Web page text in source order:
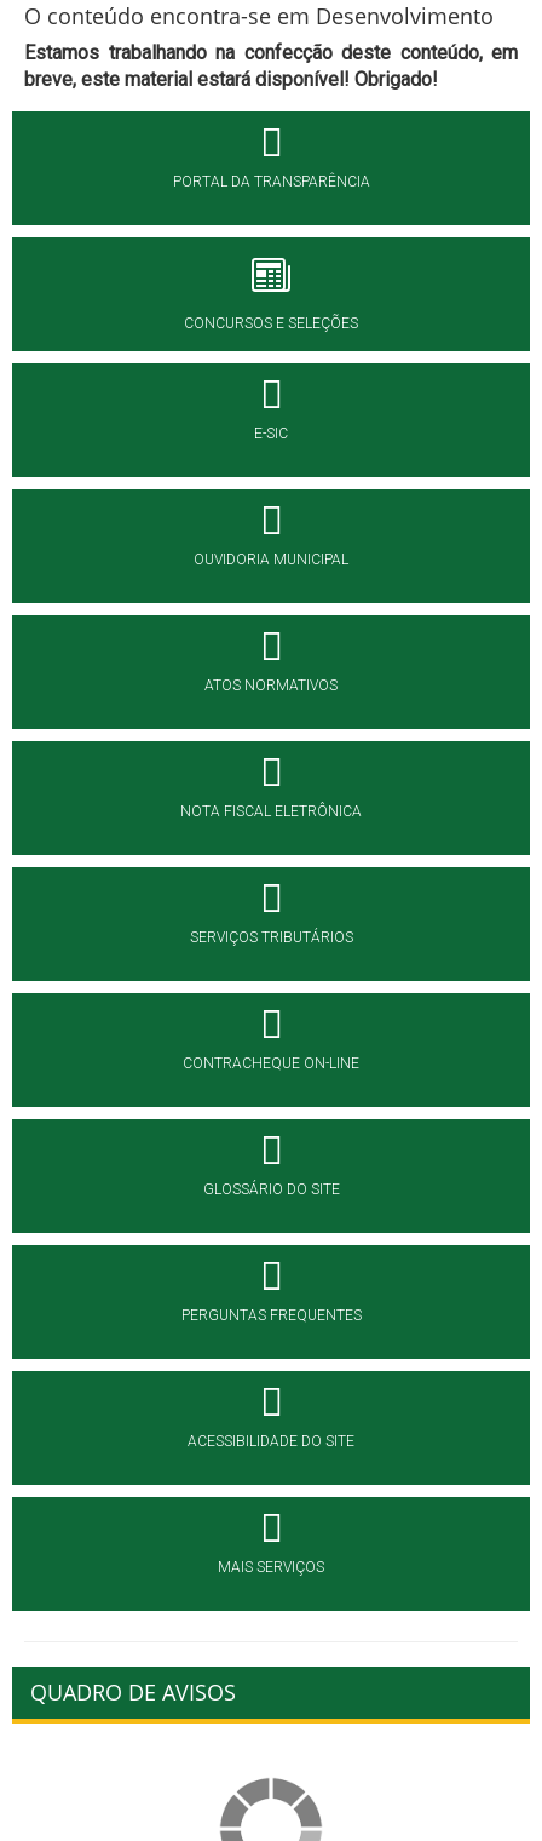
O conteúdo encontra-se em Desenvolvimento
Estamos trabalhando na confecção deste conteúdo, em
breve, este material estará disponível! Obrigado!
PORTAL DA TRANSPARÊNCIA
CONCURSOS E SELEÇÕES
E-SIC
OUVIDORIA MUNICIPAL
ATOS NORMATIVOS
NOTA FISCAL ELETRÔNICA
SERVIÇOS TRIBUTÁRIOS
CONTRACHEQUE ON-LINE
GLOSSÁRIO DO SITE
PERGUNTAS FREQUENTES
ACESSIBILIDADE DO SITE
MAIS SERVIÇOS
QUADRO DE AVISOS